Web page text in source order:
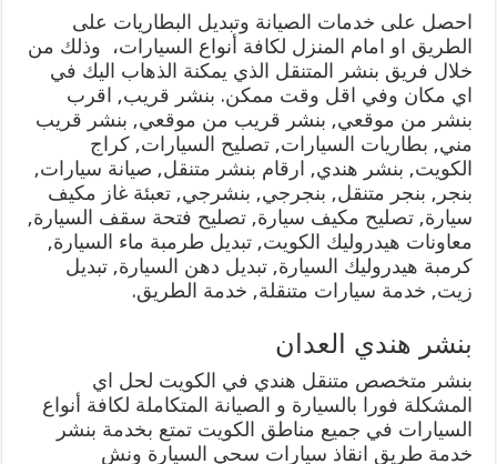
احصل على خدمات الصيانة وتبديل البطاريات على
الطريق او امام المنزل لكافة أنواع السيارات، وذلك من
خلال فريق بنشر المتنقل الذي يمكنة الذهاب اليك في
اي مكان وفي اقل وقت ممكن. بنشر قريب, اقرب
بنشر من موقعي, بنشر قريب من موقعي, بنشر قريب
مني, بطاريات السيارات, تصليح السيارات, كراج
الكويت, بنشر هندي, ارقام بنشر متنقل, صيانة سيارات,
بنجر, بنجر متنقل, بنجرجي, بنشرجي, تعبئة غاز مكيف
سيارة, تصليح مكيف سيارة, تصليح فتحة سقف السيارة,
معاونات هيدروليك الكويت, تبديل طرمبة ماء السيارة,
كرمبة هيدروليك السيارة, تبديل دهن السيارة, تبديل
زيت, خدمة سيارات متنقلة, خدمة الطريق.
بنشر هندي العدان
بنشر متخصص متنقل هندي في الكويت لحل اي
المشكلة فورا بالسيارة و الصيانة المتكاملة لكافة أنواع
السيارات في جميع مناطق الكويت تمتع بخدمة بنشر
خدمة طريق انقاذ سيارات سحي السيارة ونش